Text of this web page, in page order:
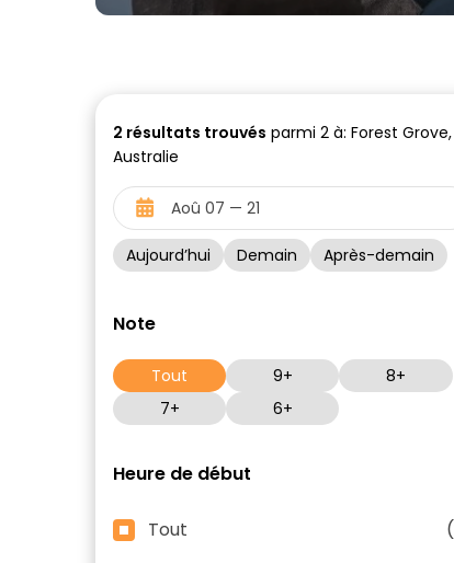
2 résultats trouvés parmi 2 à: Forest Grove,
Australie
Aujourd’hui Demain Après-demain
Note
Tout 9+
8+
7+
6+
Heure de début
Tout